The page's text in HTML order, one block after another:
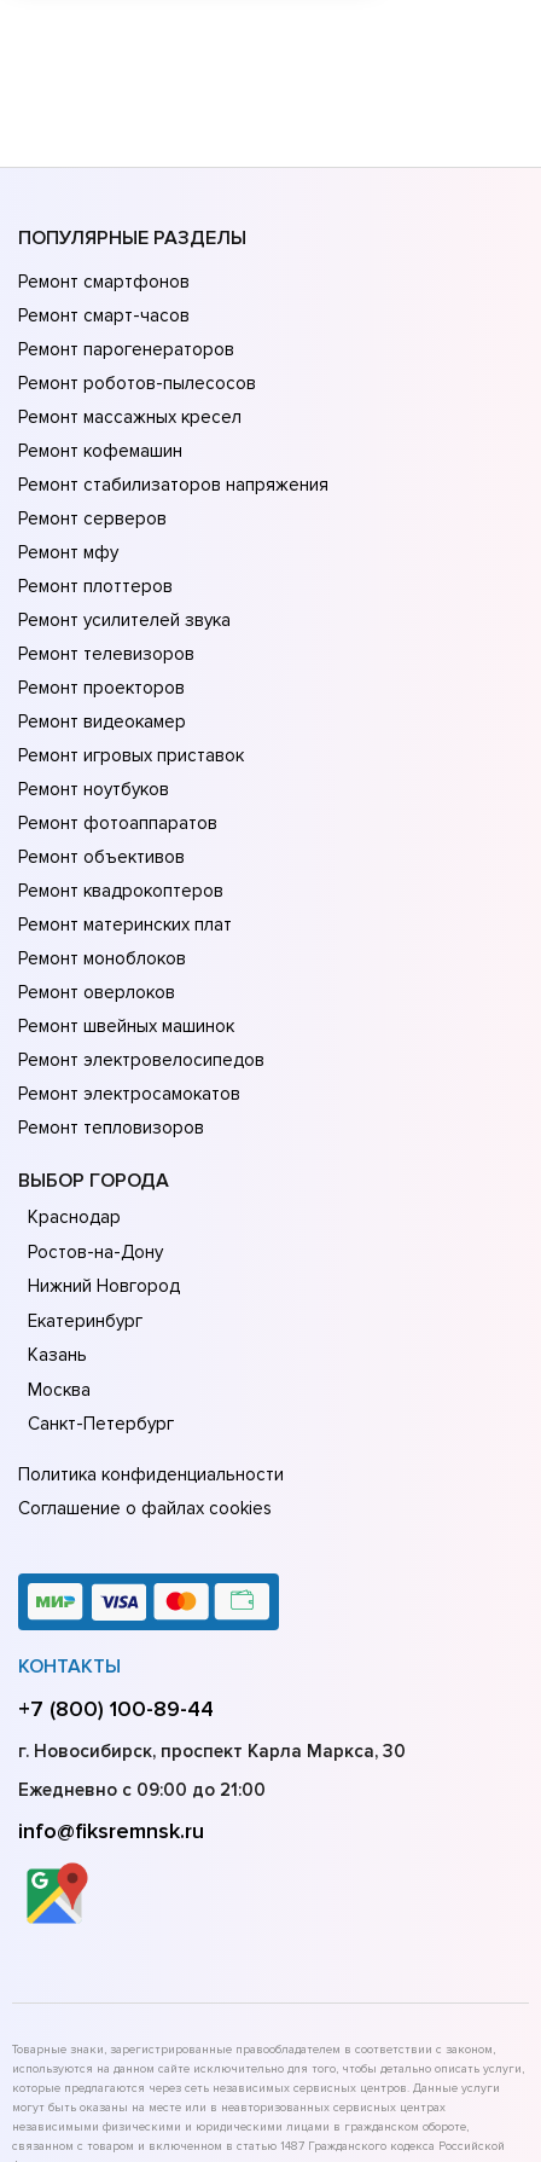
ПОПУЛЯРНЫЕ РАЗДЕЛЫ
Ремонт смартфонов
Ремонт смарт-часов
Ремонт парогенераторов
Ремонт роботов-пылесосов
Ремонт массажных кресел
Ремонт кофемашин
Ремонт стабилизаторов напряжения
Ремонт серверов
Ремонт мфу
Ремонт плоттеров
Ремонт усилителей звука
Ремонт телевизоров
Ремонт проекторов
Ремонт видеокамер
Ремонт игровых приставок
Ремонт ноутбуков
Ремонт фотоаппаратов
Ремонт объективов
Ремонт квадрокоптеров
Ремонт материнских плат
Ремонт моноблоков
Ремонт оверлоков
Ремонт швейных машинок
Ремонт электровелосипедов
Ремонт электросамокатов
Ремонт тепловизоров
ВЫБОР ГОРОДА
Краснодар
Ростов-на-Дону
Нижний Новгород
Екатеринбург
Казань
Москва
Санкт-Петербург
Политика конфиденциальности
Соглашение о файлах cookies
КОНТАКТЫ
+7 (800) 100-89-44
г. Новосибирск, проспект Карла Маркса, 30
Ежедневно с 09:00 до 21:00
info@fiksremnsk.ru
Товарные знаки, зарегистрированные правообладателем в соответствии с законом,
используются на данном сайте исключительно для того, чтобы детально описать услуги,
которые предлагаются через сеть независимых сервисных центров. Данные услуги
могут быть оказаны на месте или в неавторизованных сервисных центрах
независимыми физическими и юридическими лицами в гражданском обороте,
связанном с товаром и включенном в статью 1487 Гражданского кодекса Российской